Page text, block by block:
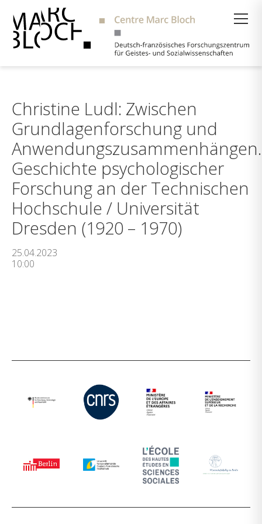
Christine Ludl: Zwischen
Grundlagenforschung und
Anwendungszusammenhängen.
Geschichte psychologischer
Forschung an der Technischen
Hochschule / Universität
Dresden (1920 – 1970)
25.04.2023
10:00